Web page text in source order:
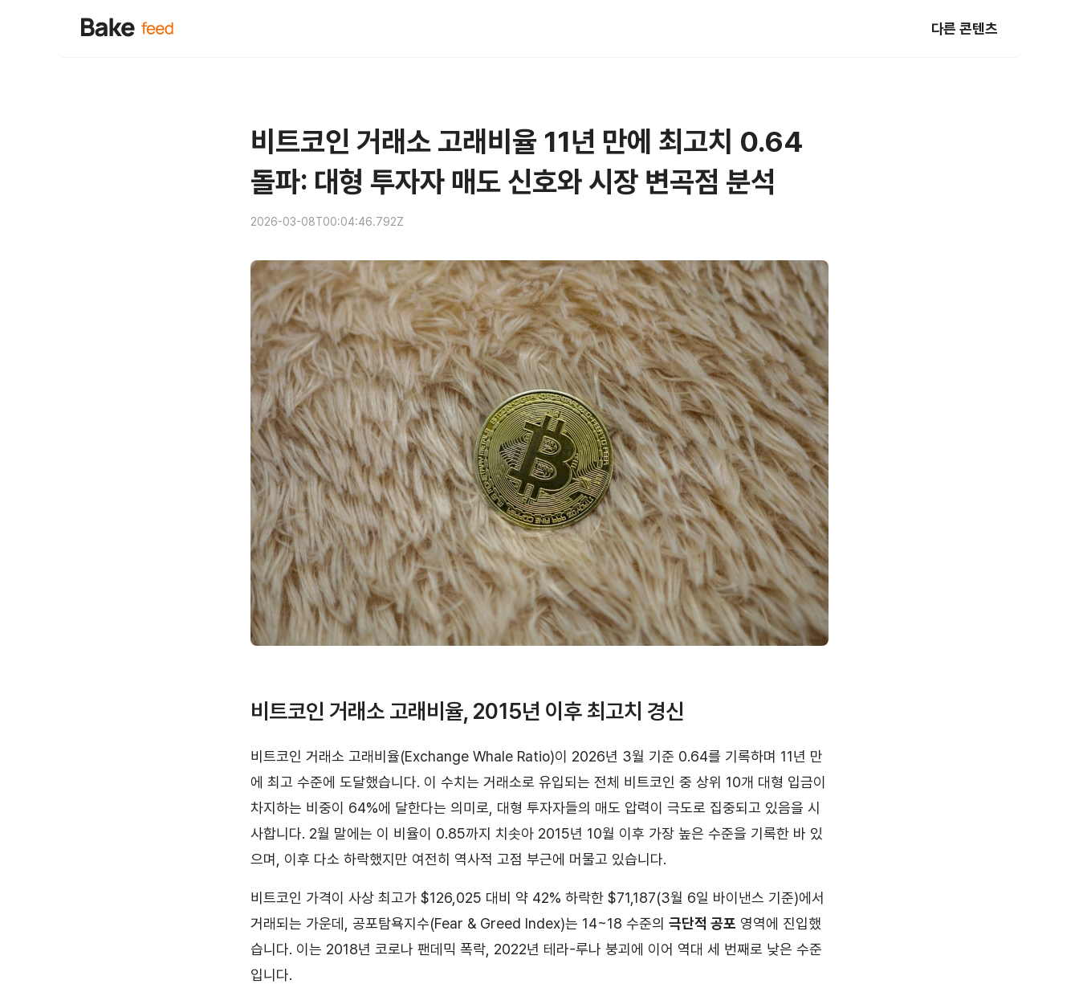
다른 콘텐츠
비트코인 거래소 고래비율 11년 만에 최고치 0.64
돌파: 대형 투자자 매도 신호와 시장 변곡점 분석
2026-03-08T00:04:46.792Z
비트코인 거래소 고래비율, 2015년 이후 최고치 경신
비트코인 거래소 고래비율(Exchange Whale Ratio)이 2026년 3월 기준 0.64를 기록하며 11년 만
에 최고 수준에 도달했습니다. 이 수치는 거래소로 유입되는 전체 비트코인 중 상위 10개 대형 입금이
차지하는 비중이 64%에 달한다는 의미로, 대형 투자자들의 매도 압력이 극도로 집중되고 있음을 시
사합니다. 2월 말에는 이 비율이 0.85까지 치솟아 2015년 10월 이후 가장 높은 수준을 기록한 바 있
으며, 이후 다소 하락했지만 여전히 역사적 고점 부근에 머물고 있습니다.
비트코인 가격이 사상 최고가 $126,025 대비 약 42% 하락한 $71,187(3월 6일 바이낸스 기준)에서
거래되는 가운데, 공포탐욕지수(Fear & Greed Index)는 14~18 수준의 극단적 공포 영역에 진입했
습니다. 이는 2018년 코로나 팬데믹 폭락, 2022년 테라-루나 붕괴에 이어 역대 세 번째로 낮은 수준
입니다.